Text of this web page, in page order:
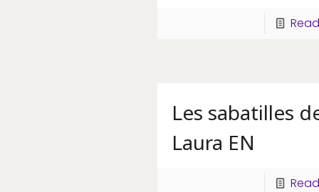
Les sabatilles
Laura EN